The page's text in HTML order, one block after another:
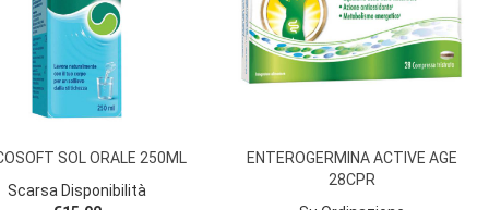
SOL ORALE 250ML
Scarsa Disponibilità
ENTEROGERMINA ACTIVE AGE
28CPR